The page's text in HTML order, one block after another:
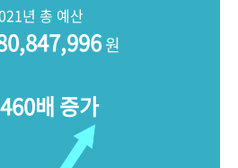
년 총 예산
원
배 증가